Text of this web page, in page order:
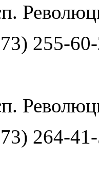
255-
264-